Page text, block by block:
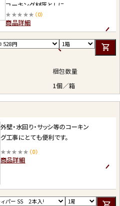
コーキング材落としに
★★★★★ （0）
商品詳細
梱包数量
1個／箱
外壁・水回り・サッシ等のコーキン
グ工事にとても便利です。
★★★★★ （0）
商品詳細